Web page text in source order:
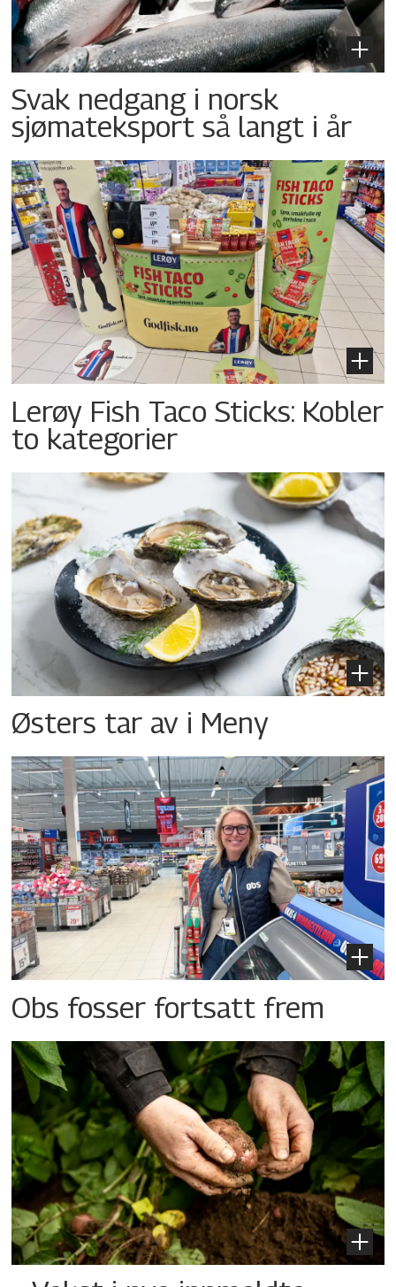
Svak nedgang i norsk
sjømateksport så langt i år
Lerøy Fish Taco Sticks: Kobler
to kategorier
Østers tar av i Meny
Obs fosser fortsatt frem